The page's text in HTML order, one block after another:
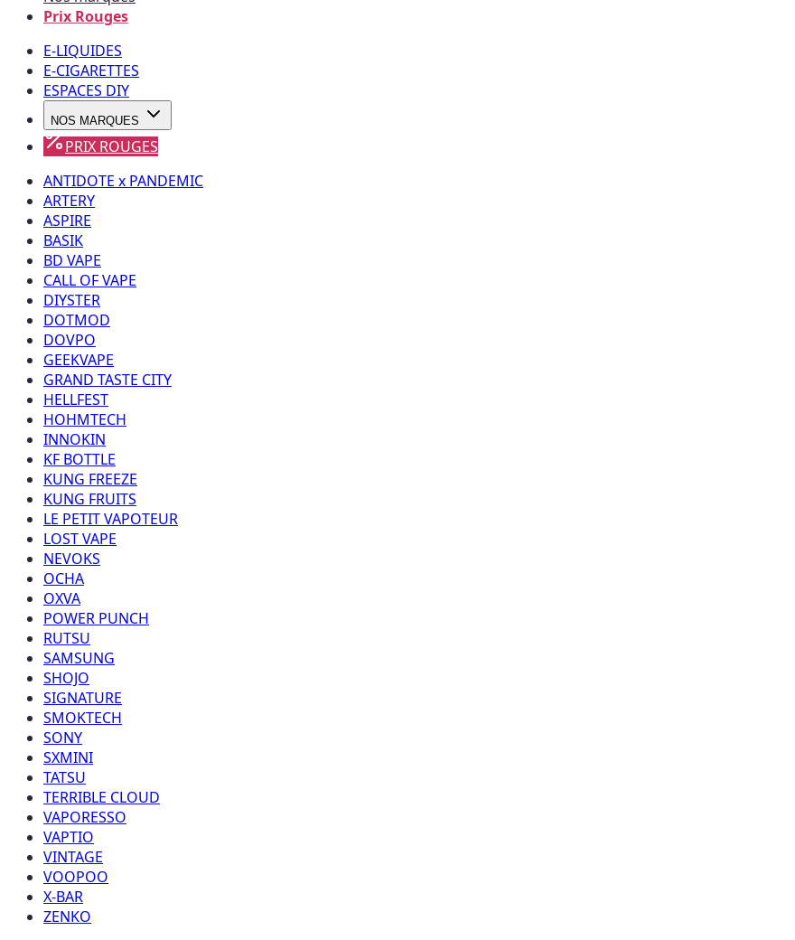
Prix Rouges
E-LIQUIDES
E-CIGARETTES
ESPACES DIY
NOS MARQUES
PRIX ROUGES
ANTIDOTE x PANDEMIC
ARTERY
ASPIRE
BASIK
BD VAPE
CALL OF VAPE
DIYSTER
DOTMOD
DOVPO
GEEKVAPE
GRAND TASTE CITY
HELLFEST
HOHMTECH
INNOKIN
KF BOTTLE
KUNG FREEZE
KUNG FRUITS
LE PETIT VAPOTEUR
LOST VAPE
NEVOKS
OCHA
OXVA
POWER PUNCH
RUTSU
SAMSUNG
SHOJO
SIGNATURE
SMOKTECH
SONY
SXMINI
TATSU
TERRIBLE CLOUD
VAPORESSO
VAPTIO
VINTAGE
VOOPOO
X-BAR
ZENKO